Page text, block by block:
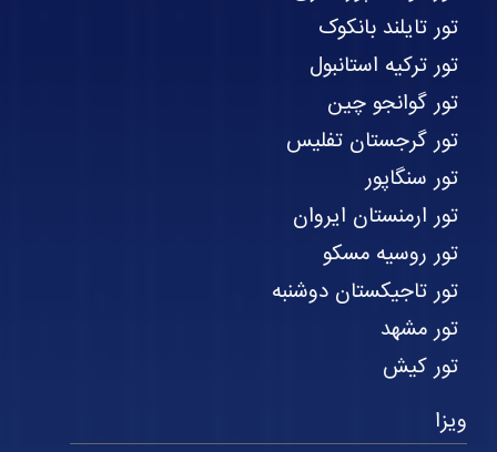
تور تایلند بانکوک
تور ترکیه استانبول
تور گوانجو چین
تور گرجستان تفلیس
تور سنگاپور
تور ارمنستان ایروان
تور روسیه مسکو
تور تاجیکستان دوشنبه
تور مشهد
تور کیش
ویزا